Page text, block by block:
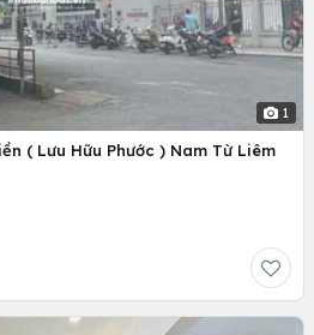
1
( Lưu Hữu Phước ) Nam Từ Liêm